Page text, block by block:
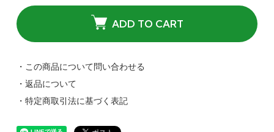
ADD TO CART
・この商品について問い合わせる
・返品について
・特定商取引法に基づく表記